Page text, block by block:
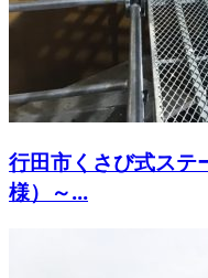
行田市くさび式ステ
様）～...